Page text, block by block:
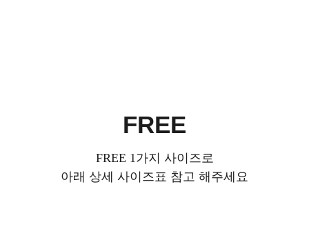
FREE
FREE 1가지 사이즈로
아래 상세 사이즈표 참고 해주세요